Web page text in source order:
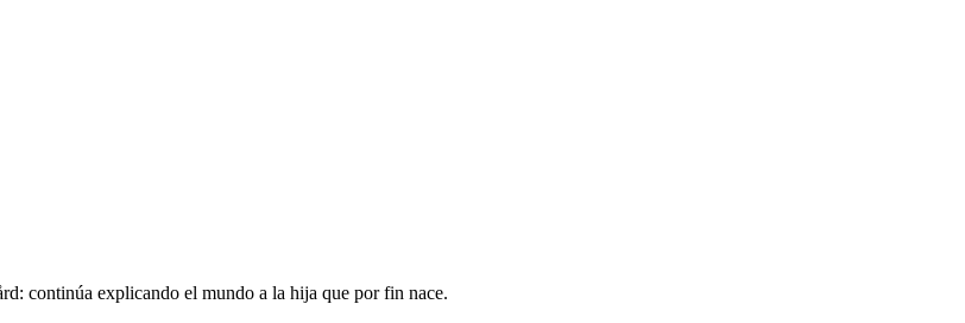
continúa explicando el mundo a la hija que por fin nace.